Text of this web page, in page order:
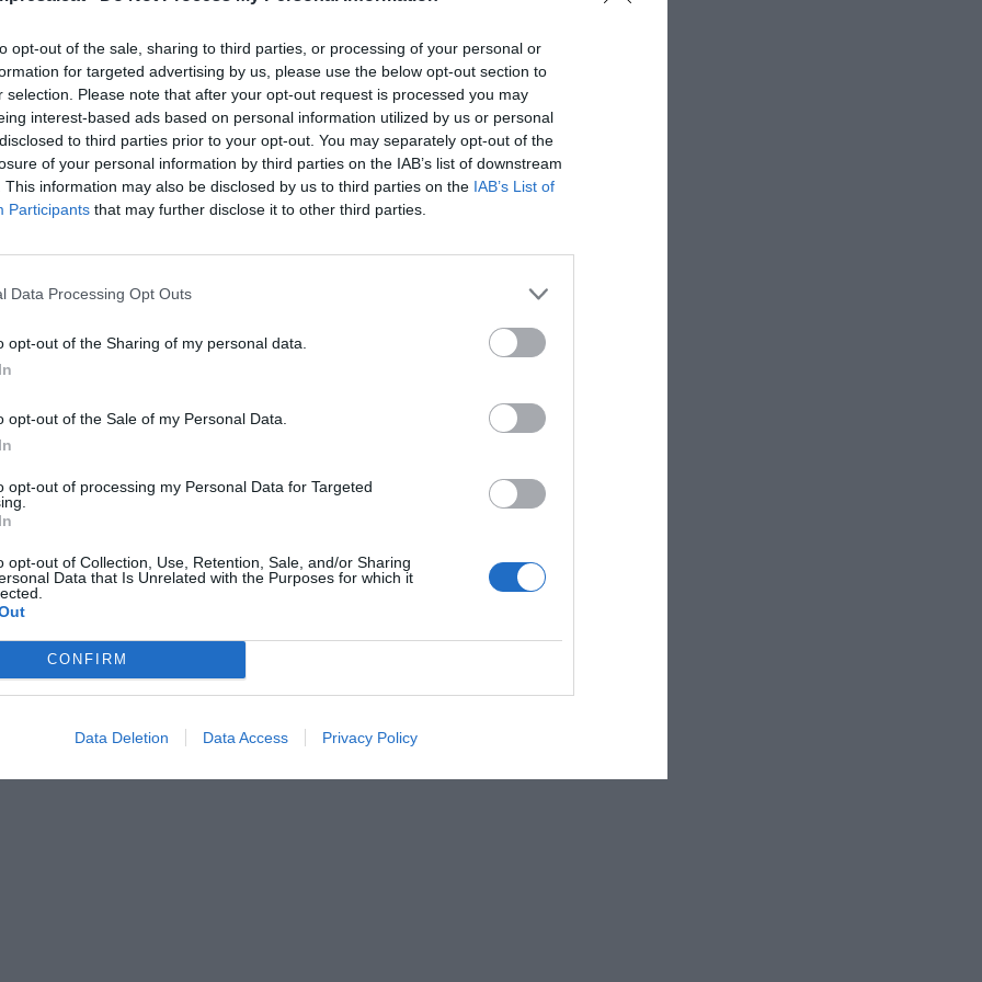
opt-out of the sale, sharing to third parties, or processing of your personal or
for targeted advertising by us, please use the below opt-out section to
selection. Please note that after your opt-out request is processed you may
interest-based ads based on personal information utilized by us or personal
to third parties prior to your opt-out. You may separately opt-out of the
of your personal information by third parties on the IAB’s list of downstream
This information may also be disclosed by us to third parties on the IAB’s List of
Participants that may further disclose it to other third parties.
Data Processing Opt Outs
opt-out of the Sharing of my personal data.
opt-out of the Sale of my Personal Data.
opt-out of processing my Personal Data for Targeted
opt-out of Collection, Use, Retention, Sale, and/or Sharing
Data that Is Unrelated with the Purposes for which it
CONFIRM
Data Deletion Data Access Privacy Policy
el 19,1% del
internacional se gastó de media 1.261 euros
hace un año, mientras que el gasto diario se
gasto total alcanzó los 9.606 millones de euros,
España superó los 17,5 millones de turistas
del 2,5% respecto al mismo período del año
un 6,3%, con más de 25.000 millones de
preferida de Google de
de actualidad